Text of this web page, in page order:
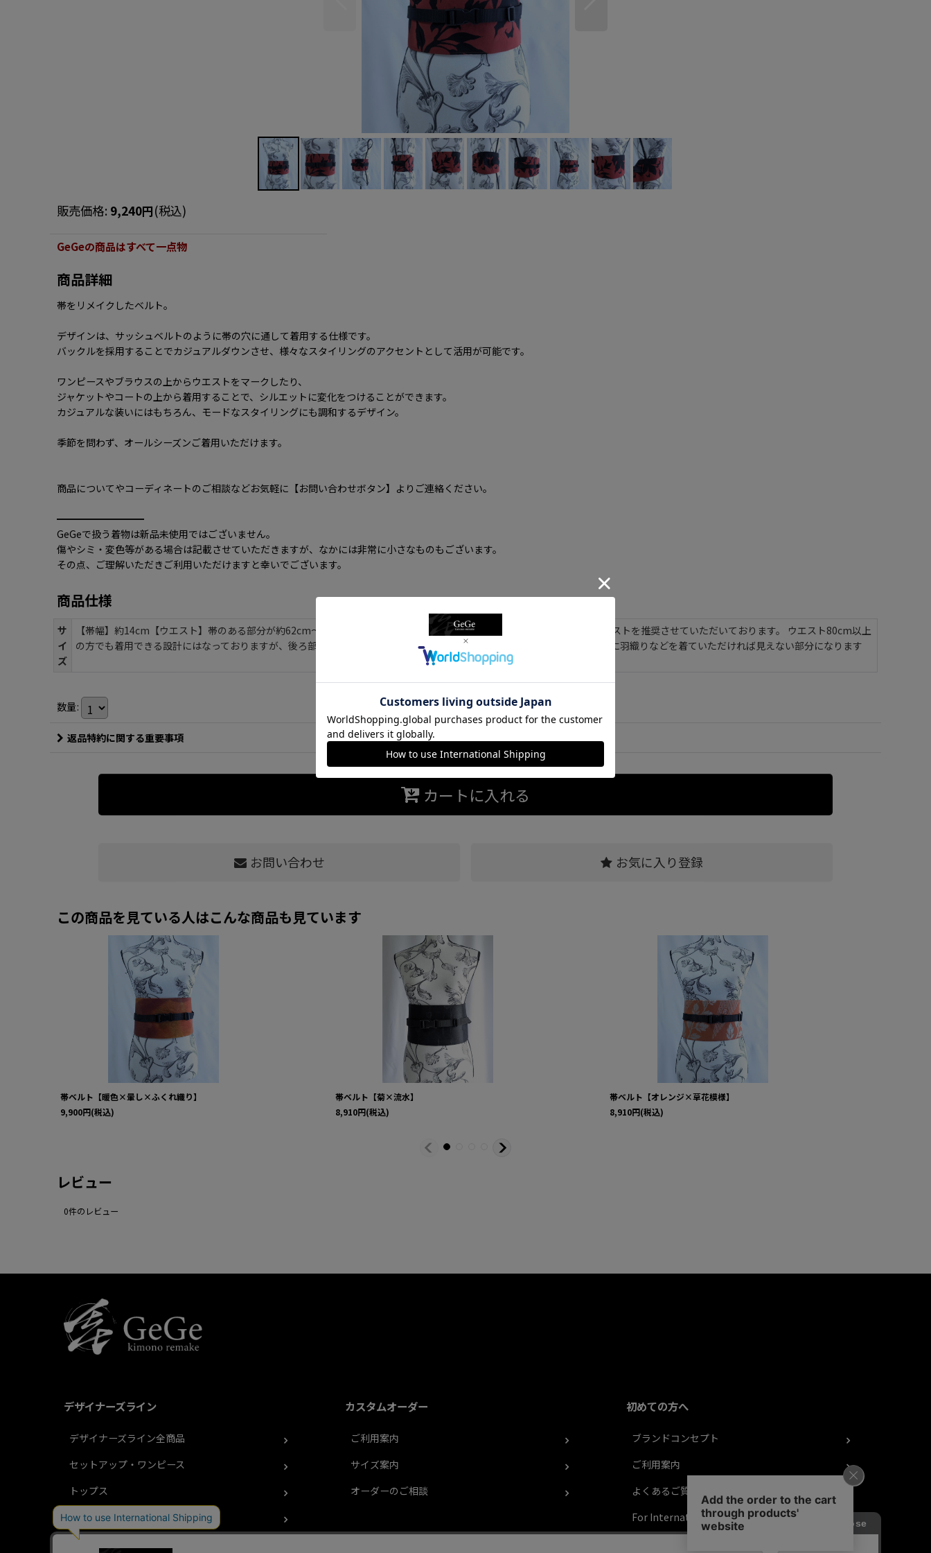
販売価格: 9,240円(税込)
GeGeの商品はすべて一点物
商品詳細
帯をリメイクしたベルト。
デザインは、サッシュベルトのように帯の穴に通して着用する仕様です。
バックルを採用することでカジュアルダウンさせ、様々なスタイリングのアクセントとして活用が可能です。
ワンピースやブラウスの上からウエストをマークしたり、
ジャケットやコートの上から着用することで、シルエットに変化をつけることができます。
カジュアルな装いにはもちろん、モードなスタイリングにも調和するデザイン。
季節を問わず、オールシーズンご着用いただけます。
商品についてやコーディネートのご相談などお気軽に【お問い合わせボタン】よりご連絡ください。
━━━━━━━━━
GeGeで扱う着物は新品未使用ではございません。
傷やシミ・変色等がある場合は記載させていただきますが、なかには非常に小さなものもございます。
その点、ご理解いただきご利用いただけますと幸いでございます。
商品仕様
サ
イ
ズ
【帯幅】約14cm【ウエスト】帯のある部分が約62cm〜85cmになっており、 帯の重なり合う約62cm〜約80cmまでのウエストを推奨させていただいております。 ウエスト80cm以上
の方でも着用できる設計にはなっておりますが、後ろ部分が、帯がなくベルトのみの箇所ができるような形になります ※上に羽織りなどを着ていただければ見えない部分になります
数量:
返品特約に関する重要事項
カートに入れる
お問い合わせ お気に入り登録
この商品を見ている人はこんな商品も見ています
帯ベルト【暖色×暈し×ふくれ織り】
9,900円(税込)
帯ベルト【菊×流水】
8,910円(税込)
帯ベルト【オレンジ×草花模様】
8,910円(税込)
レビュー
0件のレビュー
デザイナーズライン
デザイナーズライン全商品
セットアップ・ワンピース
トップス
ボトムス
ベルト・バッグ・その他
カスタムオーダー
ご利用案内
サイズ案内
オーダーのご相談
初めての方へ
ブランドコンセプト
ご利用案内
よくあるご質問
For International Customers